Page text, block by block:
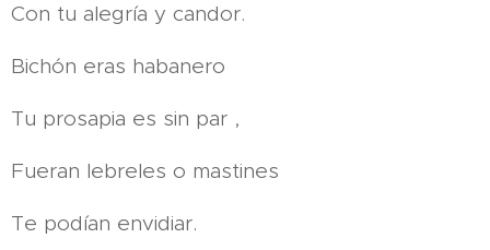
Con tu alegría y candor.
Bichón eras habanero
Tu prosapia es sin par ,
Fueran lebreles o mastines
Te podían envidiar.